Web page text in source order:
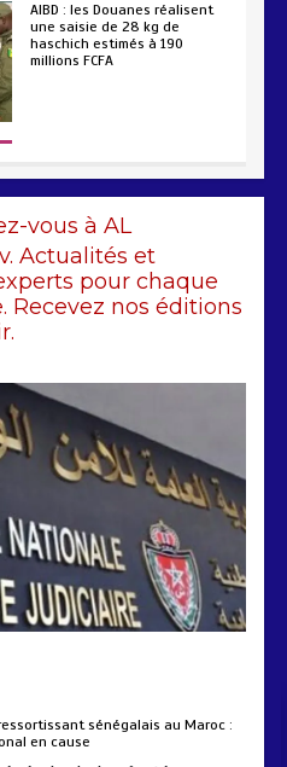
AIBD : les Douanes réalisent
une saisie de 28 kg de
haschich estimés à 190
millions FCFA
vous à AL
Actualités et
pour chaque
Recevez nos éditions
sénégalais au Maroc :
en cause